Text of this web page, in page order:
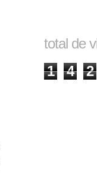
total de
1
4 2